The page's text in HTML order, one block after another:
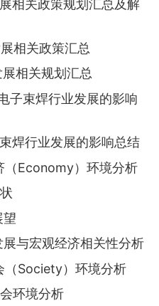
相关政策规划汇总及解
相关政策汇总
展相关规划汇总
子束焊行业发展的影响
焊行业发展的影响总结
（Economy）环境分析
望
与宏观经济相关性分析
（Society）环境分析
环境分析